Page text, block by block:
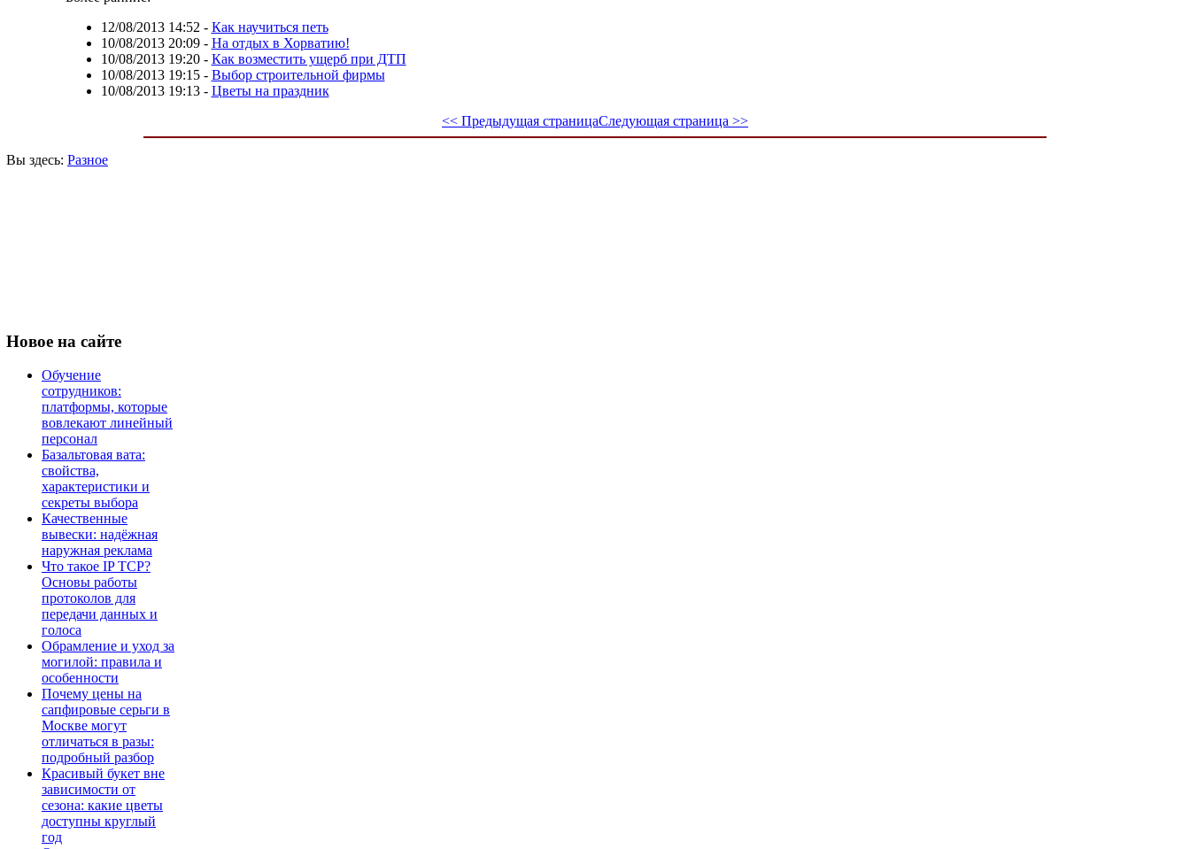
12/08/2013 14:52 - Как научиться петь
10/08/2013 20:09- На отдых в Хорватию!
10/08/2013 19:20- Как возместить ущерб при ДТП
10/08/2013 19:15- Выбор строительной фирмы
10/08/2013 19:13- Цветы на праздник
<< Предыдущая страницаСледующая страница >>
Вы здесь: Разное
Новое на сайте
Обучение
сотрудников:
платформы, которые
вовлекают линейный
персонал
Базальтовая вата:
свойства,
характеристики и
секреты выбора
Качественные
вывески: надёжная
наружная реклама
Что такое IP TCP?
Основы работы
протоколов для
передачи данных и
голоса
Обрамление и уход за
могилой: правила и
особенности
Почему цены на
сапфировые серьги в
Москве могут
отличаться в разы:
подробный разбор
Красивый букет вне
зависимости от
сезона: какие цветы
доступны круглый
год